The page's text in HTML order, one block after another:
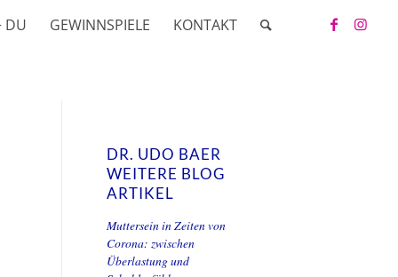
DU GEWINNSPIELE KONTAKT
DR. UDO BAER
WEITERE BLOG
ARTIKEL
Muttersein in Zeiten von
Corona: zwischen
Überlastung und